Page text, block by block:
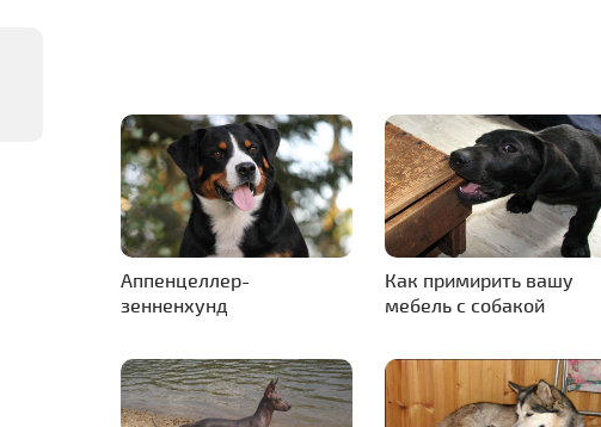
Аппенцеллер-
зенненхунд
Как примирить вашу
мебель с собакой